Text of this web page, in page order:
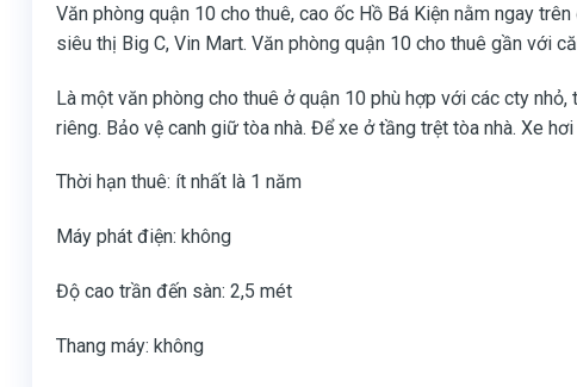
Văn phòng quận 10 cho thuê, cao ốc Hồ Bá Kiện nằm ngay
siêu thị Big C, Vin Mart. Văn phòng quận 10 cho thuê gần với
Là một văn phòng cho thuê ở quận 10 phù hợp với các cty
riêng. Bảo vệ canh giữ tòa nhà. Để xe ở tầng trệt tòa nhà. Xe
Thời hạn thuê: ít nhất là 1 năm
Máy phát điện: không
Độ cao trần đến sàn: 2,5 mét
Thang máy: không